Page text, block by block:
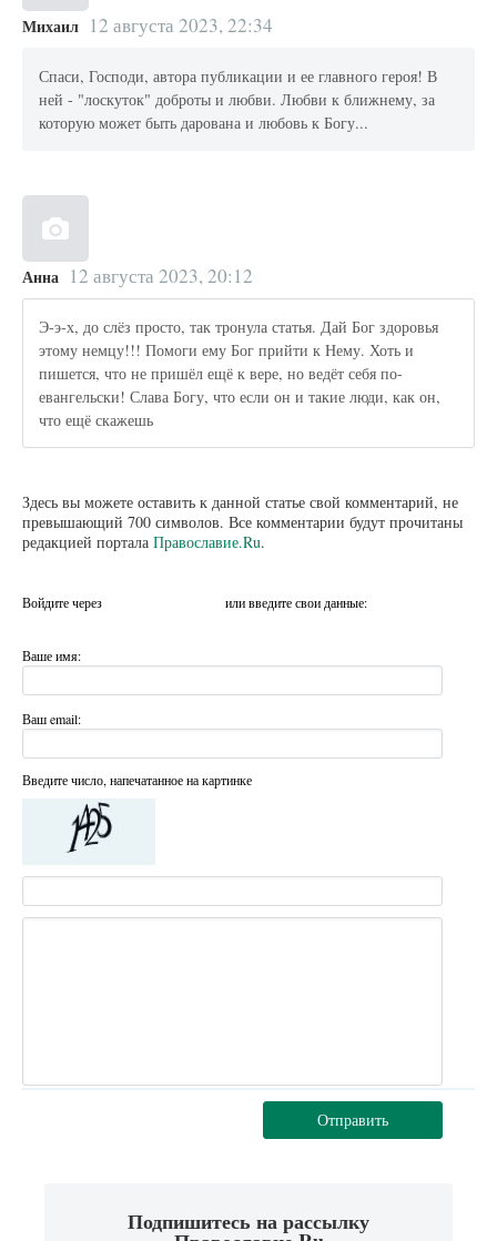
Михаил 12 августа 2023, 22:34
Спаси, Господи, автора публикации и ее главного героя! В
ней - "лоскуток" доброты и любви. Любви к ближнему, за
которую может быть дарована и любовь к Богу...
Анна 12 августа 2023, 20:12
Э-э-х, до слëз просто, так тронула статья. Дай Бог здоровья
этому немцу!!! Помоги ему Бог прийти к Нему. Хоть и
пишется, что не пришёл ещё к вере, но ведёт себя по-
евангельски! Слава Богу, что если он и такие люди, как он,
что ещё скажешь
Здесь вы можете оставить к данной статье свой комментарий, не
превышающий 700 символов. Все комментарии будут прочитаны
редакцией портала Православие.Ru.
Войдите через или введите свои данные:
Ваше имя:
Ваш email:
Введите число, напечатанное на картинке
Отправить
Подпишитесь на рассылку